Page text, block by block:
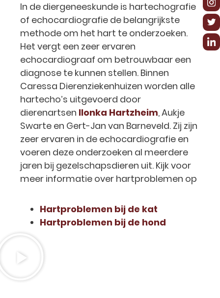
In de diergeneeskunde is hartechografie
of echocardiografie de belangrijkste
methode om het hart te onderzoeken.
Het vergt een zeer ervaren
echocardiograaf om betrouwbaar een
diagnose te kunnen stellen. Binnen
Caressa Dierenziekenhuizen worden alle
hartecho’s uitgevoerd door
dierenartsen Ilonka Hartzheim, Aukje
Swarte en Gert-Jan van Barneveld. Zij zijn
zeer ervaren in de echocardiografie en
voeren deze onderzoeken al meerdere
jaren bij gezelschapsdieren uit. Kijk voor
meer informatie over hartproblemen op
Hartproblemen bij de kat
Hartproblemen bij de hond